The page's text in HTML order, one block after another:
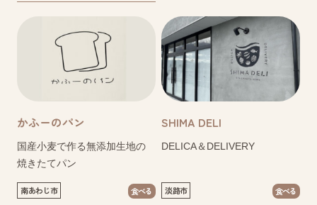
かふーのパン
国産小麦で作る無添加生地の
焼きたてパン
南あわじ市 食べる
SHIMA DELI
DELICA＆DELIVERY
淡路市 食べる